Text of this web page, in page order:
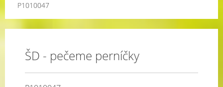
P1010047
ŠD - pečeme perníčky